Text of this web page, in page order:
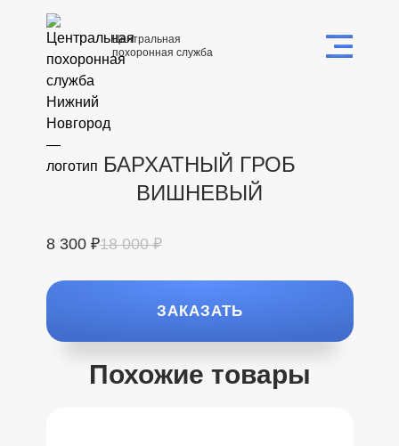
Центральная
похоронная служба
БАРХАТНЫЙ ГРОБ
ВИШНЕВЫЙ
8 300 ₽18 000 ₽
ЗАКАЗАТЬ
Похожие товары